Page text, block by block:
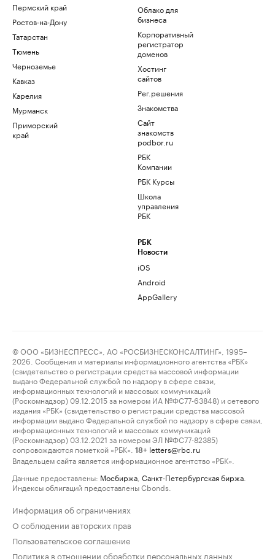
Пермский край
Ростов-на-Дону
Татарстан
Тюмень
Черноземье
Кавказ
Карелия
Мурманск
Приморский
край
Облако для
бизнеса
Корпоративный
регистратор
доменов
Хостинг
сайтов
Рег.решения
Знакомства
Сайт
знакомств
podbor.ru
РБК
Компании
РБК Курсы
Школа
управления
РБК
РБК
Новости
iOS
Android
AppGallery
© ООО «БИЗНЕСПРЕСС», АО «РОСБИЗНЕСКОНСАЛТИНГ», 1995–
2026. Сообщения и материалы информационного агентства «РБК»
(свидетельство о регистрации средства массовой информации
выдано Федеральной службой по надзору в сфере связи,
информационных технологий и массовых коммуникаций
(Роскомнадзор) 09.12.2015 за номером ИА №ФС77-63848) и сетевого
издания «РБК» (свидетельство о регистрации средства массовой
информации выдано Федеральной службой по надзору в сфере связи,
информационных технологий и массовых коммуникаций
(Роскомнадзор) 03.12.2021 за номером ЭЛ №ФС77-82385)
сопровождаются пометкой «РБК».
18+ letters@rbc.ru
Владельцем сайта является информационное агентство «РБК».
Данные предоставлены: Мосбиржа Санкт-Петербургская биржа
Индексы облигаций предоставлены Cbonds.
Информация об ограничениях
О соблюдении авторских прав
Пользовательское соглашение
Политика в отношении обработки персональных данных